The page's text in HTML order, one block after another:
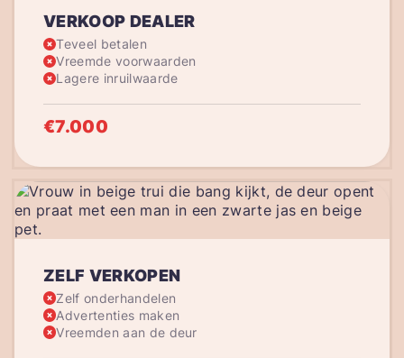
VERKOOP DEALER
Teveel betalen
Vreemde voorwaarden
Lagere inruilwaarde
€7.000
ZELF VERKOPEN
Zelf onderhandelen
Advertenties maken
Vreemden aan de deur